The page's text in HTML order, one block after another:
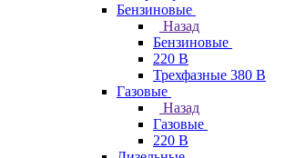
Бензиновые
Назад
Бензиновые
220 В
Трехфазные 380 В
Газовые
Назад
Газовые
220 В